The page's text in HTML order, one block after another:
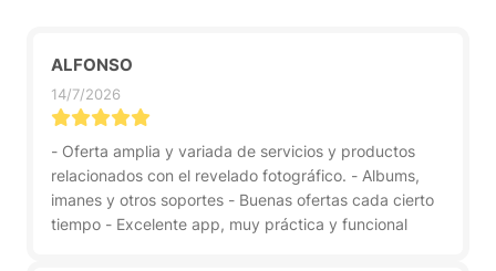
ALFONSO
14/7/2026
- Oferta amplia y variada de servicios y productos
relacionados con el revelado fotográfico. - Albums,
imanes y otros soportes - Buenas ofertas cada cierto
tiempo - Excelente app, muy práctica y funcional